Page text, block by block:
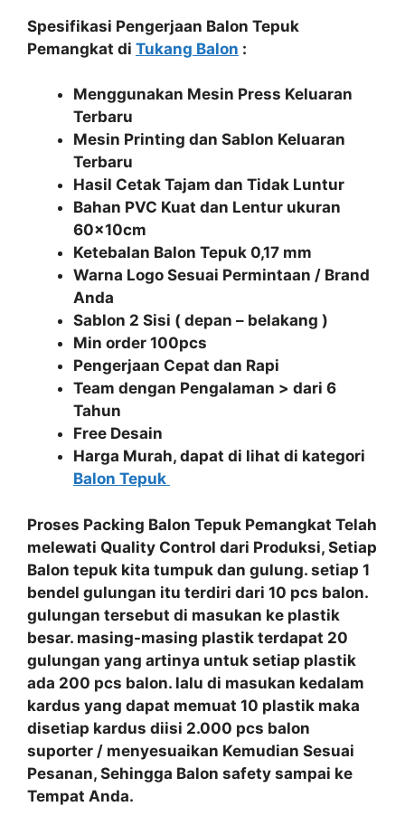
Spesifikasi Pengerjaan Balon Tepuk
Pemangkat di Tukang Balon :
Menggunakan Mesin Press Keluaran
Terbaru
Mesin Printing dan Sablon Keluaran
Terbaru
Hasil Cetak Tajam dan Tidak Luntur
Bahan PVC Kuat dan Lentur ukuran
60x10cm
Ketebalan Balon Tepuk 0,17 mm
Warna Logo Sesuai Permintaan / Brand
Anda
Sablon 2 Sisi ( depan – belakang )
Min order 100pcs
Pengerjaan Cepat dan Rapi
Team dengan Pengalaman > dari 6
Tahun
Free Desain
Harga Murah, dapat di lihat di kategori
Balon Tepuk
Proses Packing Balon Tepuk Pemangkat Telah
melewati Quality Control dari Produksi, Setiap
Balon tepuk kita tumpuk dan gulung. setiap 1
bendel gulungan itu terdiri dari 10 pcs balon.
gulungan tersebut di masukan ke plastik
besar. masing-masing plastik terdapat 20
gulungan yang artinya untuk setiap plastik
ada 200 pcs balon. lalu di masukan kedalam
kardus yang dapat memuat 10 plastik maka
disetiap kardus diisi 2.000 pcs balon
suporter / menyesuaikan Kemudian Sesuai
Pesanan, Sehingga Balon safety sampai ke
Tempat Anda.